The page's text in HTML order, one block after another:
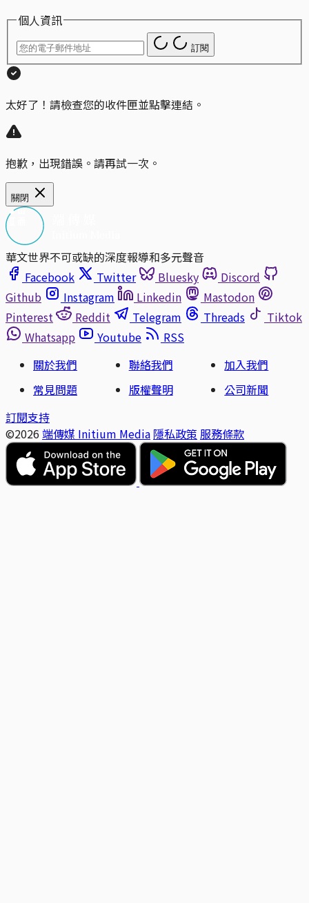
個人資訊
訂閱
太好了！請檢查您的收件匣並點擊連結。
抱歉，出現錯誤。請再試一次。
關閉
華文世界不可或缺的深度報導和多元聲音
Facebook
Twitter Bluesky
Discord
Github
Instagram Linkedin
Mastodon
Pinterest
Reddit Telegram Threads
Tiktok
Whatsapp
Youtube
RSS
關於我們
聯絡我們
加入我們
常見問題
版權聲明
公司新聞
訂閱支持
©2026 端傳媒 Initium Media 隱私政策 服務條款